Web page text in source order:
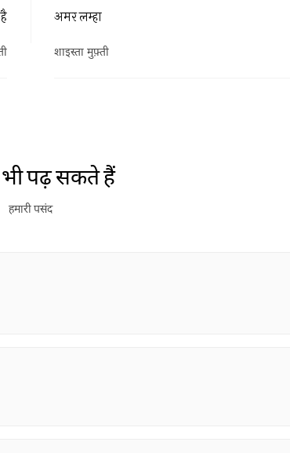
अमर लम्हा
शाइस्ता मुफ़्ती
पढ़ सकते हैं
हमारी पसंद